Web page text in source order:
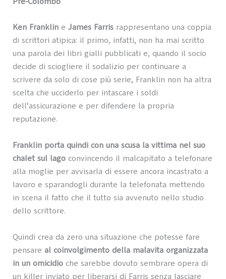
Ken Frankline James Farrisrappresentano una coppia
di scrittori atipica: il primo, infatti, non ha mai scritto
una parola dei libri gialli pubblicati e, quando il socio
decide di sciogliere il sodalizio per continuare a
scrivere da solo di cose più serie, Franklin non ha altra
scelta che ucciderlo per intascare i soldi
dell’assicurazione e per difendere la propria
reputazione.
Franklin porta quindi con una scusa la vittima nel suo
chalet sul lagoconvincendo il malcapitato a telefonare
alla moglie per avvisarla di essere ancora incastrato a
lavoro e sparandogli durante la telefonata mettendo
in scena il fatto che il tutto sia avvenuto nello studio
dello scrittore.
Quindi crea da zero una situazione che potesse fare
pensare al coinvolgimento della malavita organizzata
in un omicidioche sarebbe dovuto sembrare opera di
un killer inviato per liberarsi di Farris senza lasciare